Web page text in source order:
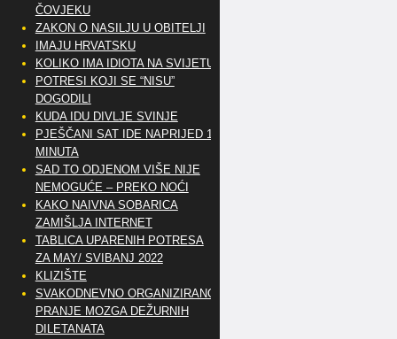
ČOVJEKU
ZAKON O NASILJU U OBITELJI
IMAJU HRVATSKU
KOLIKO IMA IDIOTA NA SVIJETU?
POTRESI KOJI SE “NISU”
DOGODILI
KUDA IDU DIVLJE SVINJE
PJEŠČANI SAT IDE NAPRIJED 10
MINUTA
SAD TO ODJENOM VIŠE NIJE
NEMOGUĆE – PREKO NOĆI
KAKO NAIVNA SOBARICA
ZAMIŠLJA INTERNET
TABLICA UPARENIH POTRESA
ZA MAY/ SVIBANJ 2022
KLIZIŠTE
SVAKODNEVNO ORGANIZIRANO
PRANJE MOZGA DEŽURNIH
DILETANATA